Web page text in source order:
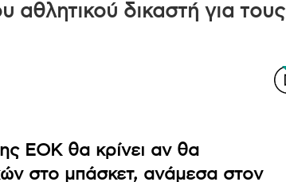
αθλητικού δικαστή για τους
ΕΟΚ θα κρίνει αν θα
στο μπάσκετ, ανάμεσα στον